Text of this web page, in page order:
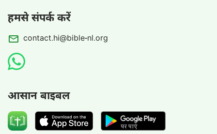
हमसे संपर्क करें
contact.hi@bible-nl.org
आसान बाइबल